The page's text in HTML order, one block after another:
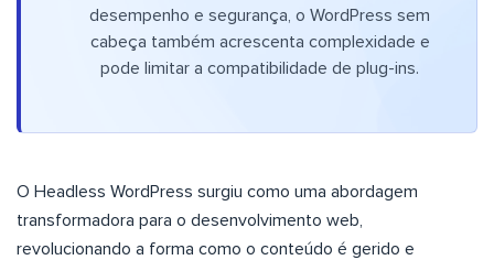
desempenho e segurança, o WordPress sem
cabeça também acrescenta complexidade e
pode limitar a compatibilidade de plug-ins.
O Headless WordPress surgiu como uma abordagem
transformadora para o desenvolvimento web,
revolucionando a forma como o conteúdo é gerido e